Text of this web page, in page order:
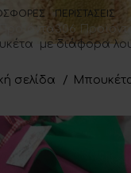
Προϊόντα
ΠΕΡΙΣΤΆΣΕΙΣ
306
με διάφορα
σελίδα